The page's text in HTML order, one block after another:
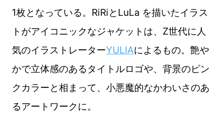
1枚となっている。RiRiとLuLa を描いたイラス
トがアイコニックなジャケットは、Z世代に人
気のイラストレーターYULIAによるもの。艶や
かで立体感のあるタイトルロゴや、背景のピン
クカラーと相まって、小悪魔的なかわいさのあ
るアートワークに。